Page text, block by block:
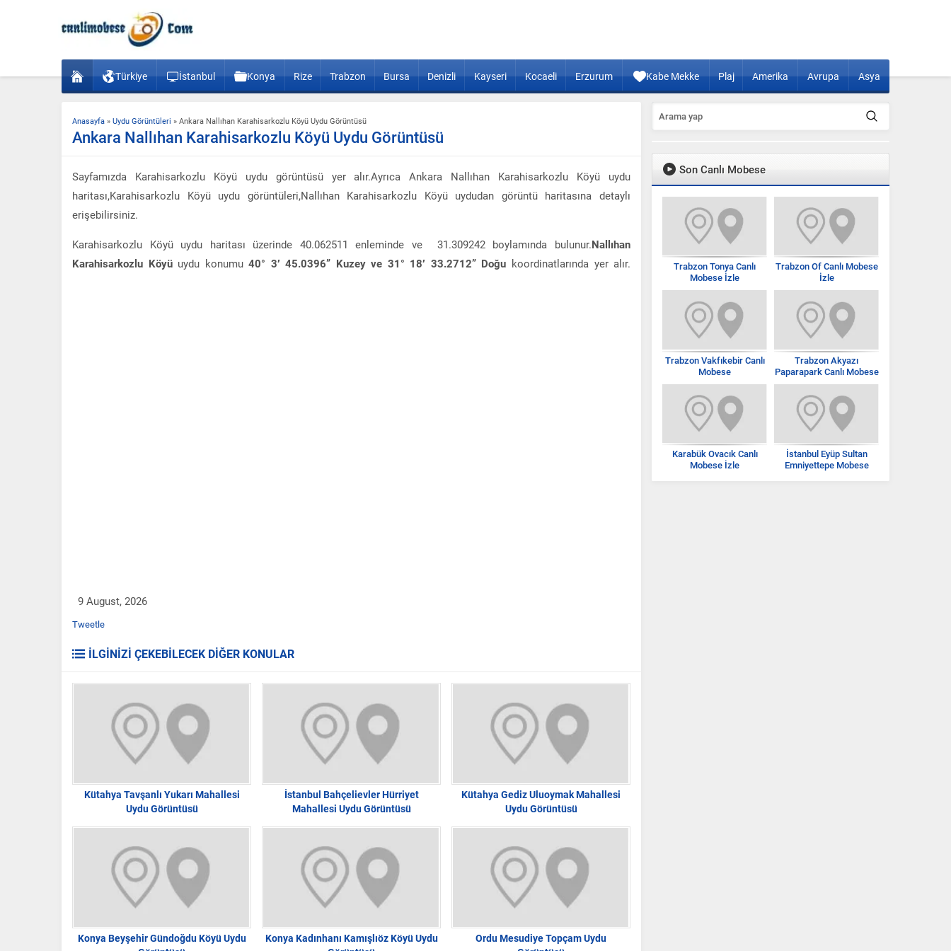
Türkiye İstanbul Konya Rize Trabzon Bursa Denizli Kayseri Kocaeli Erzurum Kabe Mekke Plaj Amerika Avrupa Asya
Anasayfa » Uydu Görüntüleri » Ankara Nallıhan Karahisarkozlu Köyü Uydu Görüntüsü
Ankara Nallıhan Karahisarkozlu Köyü Uydu Görüntüsü
Sayfamızda Karahisarkozlu Köyü uydu görüntüsü yer alır.Ayrıca Ankara Nallıhan Karahisarkozlu Köyü uydu
haritası,Karahisarkozlu Köyü uydu görüntüleri,Nallıhan Karahisarkozlu Köyü uydudan görüntü haritasına detaylı
erişebilirsiniz.
Karahisarkozlu Köyü uydu haritası üzerinde 40.062511 enleminde ve 31.309242 boylamında bulunur.Nallıhan
Karahisarkozlu Köyüuydu konumu40° 3′ 45.0396” Kuzey ve 31° 18′ 33.2712” Doğu koordinatlarında yer alır.
9 August, 2026
Tweetle
İLGİNİZİ ÇEKEBİLECEK DİĞER KONULAR
Kütahya Tavşanlı Yukarı Mahallesi
Uydu Görüntüsü
İstanbul Bahçelievler Hürriyet
Mahallesi Uydu Görüntüsü
Kütahya Gediz Uluoymak Mahallesi
Uydu Görüntüsü
Konya Beyşehir Gündoğdu Köyü Uydu
Konya Kadınhanı Kamışlıöz Köyü Uydu
Ordu Mesudiye Topçam Uydu
Son Canlı Mobese
Trabzon Tonya Canlı
Mobese İzle
Trabzon Of Canlı Mobese
İzle
Trabzon Vakfıkebir Canlı
Mobese
Trabzon Akyazı
Paparapark Canlı Mobese
İzle
Karabük Ovacık Canlı
Mobese İzle
İstanbul Eyüp Sultan
Emniyettepe Mobese